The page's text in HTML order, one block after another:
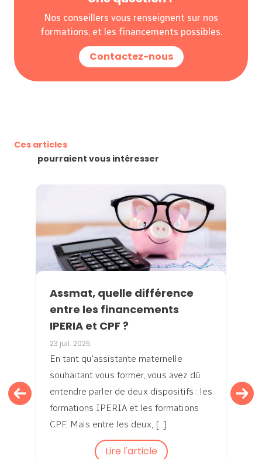
Nos conseillers vous renseignent sur nos
formations, et les financements possibles.
Contactez-nous
Ces articles
pourraient vous intéresser
Assmat, quelle différence
entre les financements
IPERIA et CPF ?
23 juil. 2025
En tant qu'assistante maternelle
souhaitant vous former, vous avez dû
entendre parler de deux dispositifs : les
formations IPERIA et les formations
CPF. Mais entre les deux, [...]
Lire l'article